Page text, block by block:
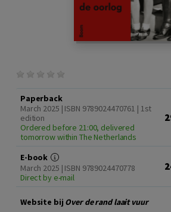
Paperback
March 2025 | ISBN 9789024470761 | 1st
edition
Ordered before 21:00, delivered
tomorrow within The Netherlands
E-book
March 2025 | ISBN 9789024470778
Direct by e-mail
Website bij Over de rand laait vuur